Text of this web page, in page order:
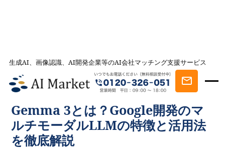
生成AI、画像認識、AI開発企業等のAI会社マッチング支援サービス
AI会社とのマッチングは AI Market
記事一覧
AIを学ぶ・知る
Gemma 3とは？Google開発のマルチモーダ
ルLLMの特徴と活用法を徹底解説
Gemma 3とは？Google開発のマ
ルチモーダルLLMの特徴と活用法
を徹底解説